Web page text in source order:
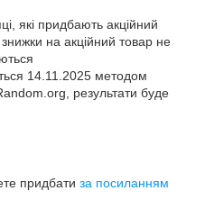
які придбають акційний
знижки на акційний товар не
14.11.2025 методом
результати буде
придбати за посиланням